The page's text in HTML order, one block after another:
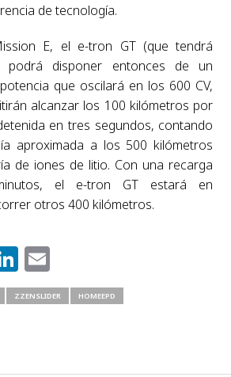
de tecnología.
E, el e-tron GT (que tendrá
podrá disponer entonces de un
que oscilará en los 600 CV,
alcanzar los 100 kilómetros por
en tres segundos, contando
aproximada a los 500 kilómetros
de iones de litio. Con una recarga
el e-tron GT estará en
otros 400 kilómetros.
LinkedIn
Email
ZZENSLIDER HOMEEPD